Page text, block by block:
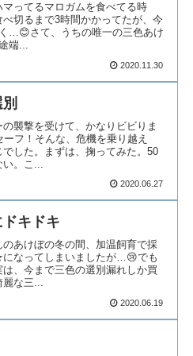
ってるマロガムを食べてる時
切るまで3時間かかってたが、今
…😊さて、うちの唯一の三色あけ
端...
2020.11.30
襲撃を受けて、かなりビビりま
フ！そんな、危機を乗り越え
した。まずは、掬ってみた。50
。こ...
2020.06.27
キドキ
あけぼの冬の間、加温飼育で採
なってしまいましたが…😢でも
、今まで三色の選別漏れしか買
麗な三...
2020.06.19